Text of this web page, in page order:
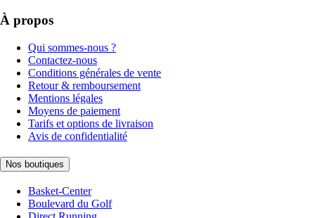
À propos
Qui sommes-nous ?
Contactez-nous
Conditions générales de vente
Retour & remboursement
Mentions légales
Moyens de paiement
Tarifs et options de livraison
Avis de confidentialité
Nos boutiques
Basket-Center
Boulevard du Golf